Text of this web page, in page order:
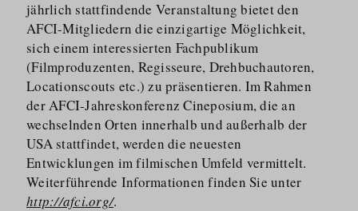
jährlich stattfindende Veranstaltung bietet den
AFCI-Mitgliedern die einzigartige Möglichkeit,
sich einem interessierten Fachpublikum
(Filmproduzenten, Regisseure, Drehbuchautoren,
Locationscouts etc.) zu präsentieren. Im Rahmen
der AFCI-Jahreskonferenz Cineposium, die an
wechselnden Orten innerhalb und außerhalb der
USA stattfindet, werden die neuesten
Entwicklungen im filmischen Umfeld vermittelt.
Weiterführende Informationen finden Sie unter
http://afci.org/.